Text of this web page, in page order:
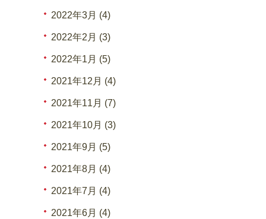
2022年3月 (4)
2022年2月 (3)
2022年1月 (5)
2021年12月 (4)
2021年11月 (7)
2021年10月 (3)
2021年9月 (5)
2021年8月 (4)
2021年7月 (4)
2021年6月 (4)